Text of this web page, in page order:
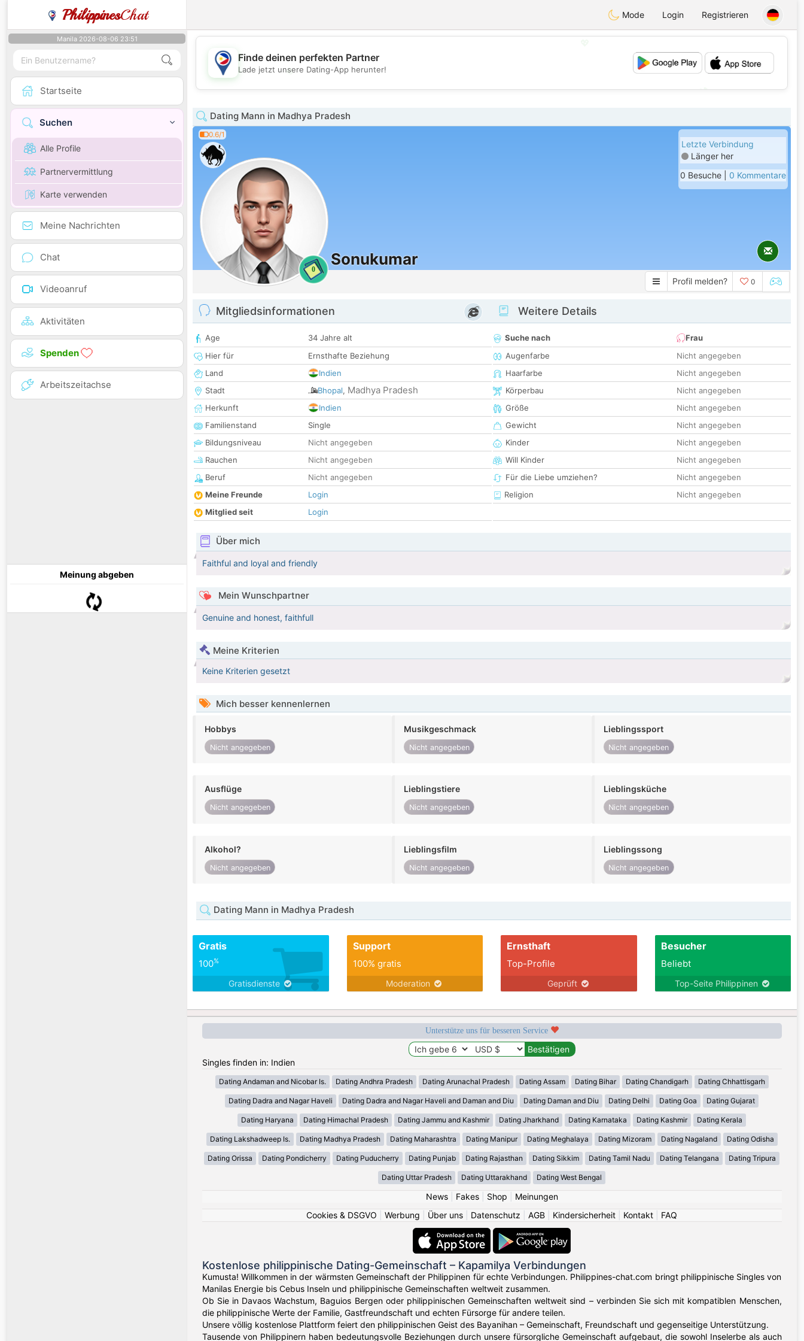
PhilippinesChat Mode Login Registrieren
Manila 2026-08-06 23:51
Startseite
Suchen
Alle Profile
Partnervermittlung
Karte verwenden
Meine Nachrichten
Chat
Videoanruf
Aktivitäten
Spenden
Arbeitszeitachse
Meinung abgeben
💖
💕
Finde deinen perfekten Partner
Lade jetzt unsere Dating-App herunter!
Dating Mann in Madhya Pradesh
0.6/1
0
Sonukumar
Letzte Verbindung
Länger her
0 Besuche | 0 Kommentare
Profil melden? 0
Mitgliedsinformationen
Age
34 Jahre alt
Hier für
Ernsthafte Beziehung
Land
Indien
Stadt
Bhopal, Madhya Pradesh
Herkunft
Indien
Familienstand
Single
Bildungsniveau
Nicht angegeben
Rauchen
Nicht angegeben
Beruf
Nicht angegeben
Meine Freunde
Login
Mitglied seit
Login
Weitere Details
Suche nach
Frau
Augenfarbe
Nicht angegeben
Haarfarbe
Nicht angegeben
Körperbau
Nicht angegeben
Größe
Nicht angegeben
Gewicht
Nicht angegeben
Kinder
Nicht angegeben
Will Kinder
Nicht angegeben
Für die Liebe umziehen?
Nicht angegeben
Religion
Nicht angegeben
Über mich
Faithful and loyal and friendly
Mein Wunschpartner
Genuine and honest, faithfull
Meine Kriterien
Keine Kriterien gesetzt
Mich besser kennenlernen
Hobbys
Nicht angegeben
Musikgeschmack
Nicht angegeben
Lieblingssport
Nicht angegeben
Ausflüge
Nicht angegeben
Lieblingstiere
Nicht angegeben
Lieblingsküche
Nicht angegeben
Alkohol?
Nicht angegeben
Lieblingsfilm
Nicht angegeben
Lieblingssong
Nicht angegeben
Dating Mann in Madhya Pradesh
Gratis
100%
Gratisdienste
Support
100% gratis
Moderation
Ernsthaft
Top-Profile
Geprüft
Besucher
Beliebt
Top-Seite Philippinen
Unterstütze uns für besseren Service
Singles finden in: Indien
Dating Andaman and Nicobar Is. Dating Andhra Pradesh Dating Arunachal Pradesh Dating Assam Dating Bihar Dating Chandigarh Dating Chhattisgarh
Dating Dadra and Nagar Haveli Dating Dadra and Nagar Haveli and Daman and Diu Dating Daman and Diu Dating Delhi Dating Goa Dating Gujarat
Dating Haryana Dating Himachal Pradesh Dating Jammu and Kashmir Dating Jharkhand Dating Karnataka Dating Kashmir Dating Kerala
Dating Lakshadweep Is. Dating Madhya Pradesh Dating Maharashtra Dating Manipur Dating Meghalaya Dating Mizoram Dating Nagaland Dating Odisha
Dating Orissa Dating Pondicherry Dating Puducherry Dating Punjab Dating Rajasthan Dating Sikkim Dating Tamil Nadu Dating Telangana Dating Tripura
Dating Uttar Pradesh Dating Uttarakhand Dating West Bengal
News| Fakes| Shop
Meinungen
Cookies & DSGVO
Werbung Über uns Datenschutz AGB Kindersicherheit Kontakt FAQ
Kostenlose philippinische Dating-Gemeinschaft – Kapamilya Verbindungen
Kumusta! Willkommen in der wärmsten Gemeinschaft der Philippinen für echte Verbindungen. Philippines-chat.com bringt philippinische Singles von
Manilas Energie bis Cebus Inseln und philippinische Gemeinschaften weltweit zusammen.
Ob Sie in Davaos Wachstum, Baguios Bergen oder philippinischen Gemeinschaften weltweit sind – verbinden Sie sich mit kompatiblen Menschen,
die philippinische Werte der Familie, Gastfreundschaft und echten Fürsorge für andere teilen.
Unsere völlig kostenlose Plattform feiert den philippinischen Geist des Bayanihan – Gemeinschaft, Freundschaft und gegenseitige Unterstützung.
Tausende von Philippinern haben bedeutungsvolle Beziehungen durch unsere fürsorgliche Gemeinschaft aufgebaut, die sowohl Inselerbe als auch